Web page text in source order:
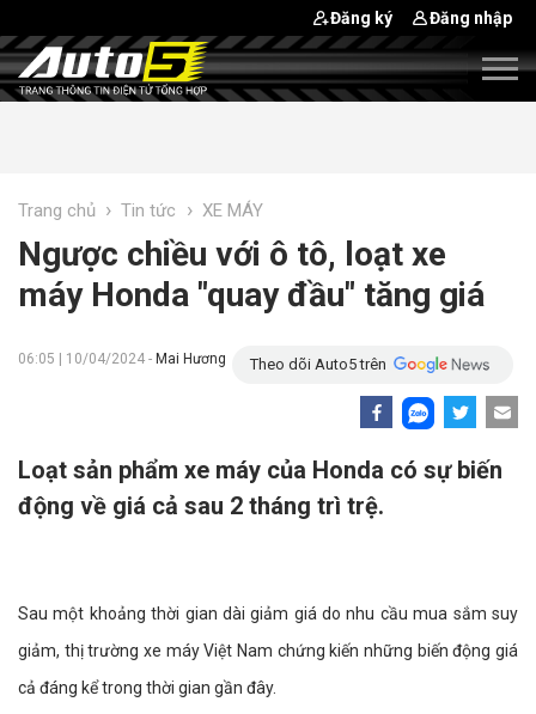
Đăng ký Đăng nhập
Trang chủ › Tin tức › XE MÁY
Ngược chiều với ô tô, loạt xe
máy Honda "quay đầu" tăng giá
06:05 | 10/04/2024 - Mai Hương Theo dõi Auto5 trên
Loạt sản phẩm xe máy của Honda có sự biến
động về giá cả sau 2 tháng trì trệ.
Sau một khoảng thời gian dài giảm giá do nhu cầu mua sắm suy
giảm, thị trường xe máy Việt Nam chứng kiến những biến động giá
cả đáng kể trong thời gian gần đây.